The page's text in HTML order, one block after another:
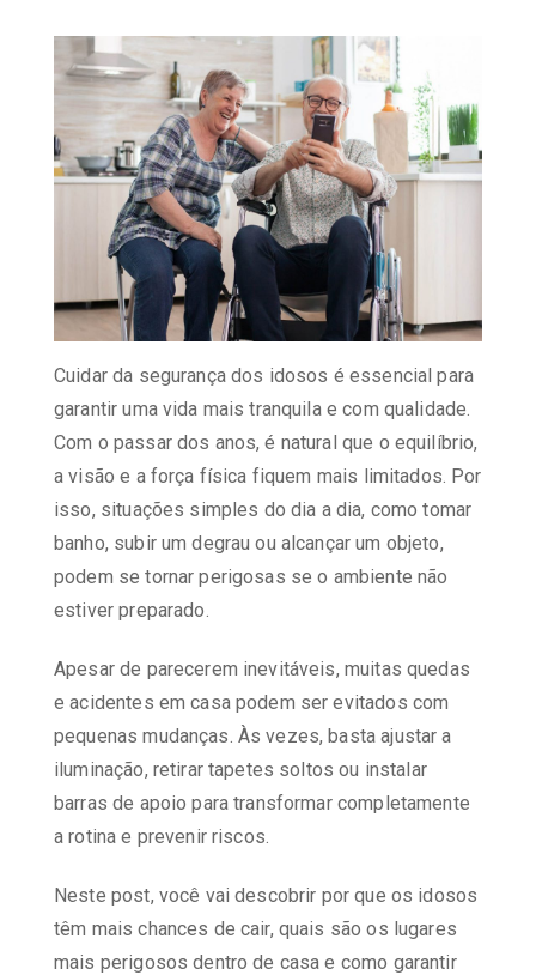
Cuidar da segurança dos idosos é essencial para
garantir uma vida mais tranquila e com qualidade.
Com o passar dos anos, é natural que o equilíbrio,
a visão e a força física fiquem mais limitados. Por
isso, situações simples do dia a dia, como tomar
banho, subir um degrau ou alcançar um objeto,
podem se tornar perigosas se o ambiente não
estiver preparado.
Apesar de parecerem inevitáveis, muitas quedas
e acidentes em casa podem ser evitados com
pequenas mudanças. Às vezes, basta ajustar a
iluminação, retirar tapetes soltos ou instalar
barras de apoio para transformar completamente
a rotina e prevenir riscos.
Neste post, você vai descobrir por que os idosos
têm mais chances de cair, quais são os lugares
mais perigosos dentro de casa e como garantir